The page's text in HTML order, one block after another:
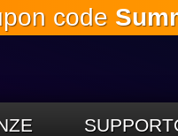
al
code